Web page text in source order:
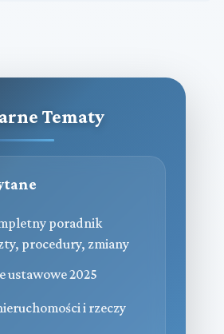
Tematy
poradnik
procedury, zmiany
ustawowe 2025
i rzeczy